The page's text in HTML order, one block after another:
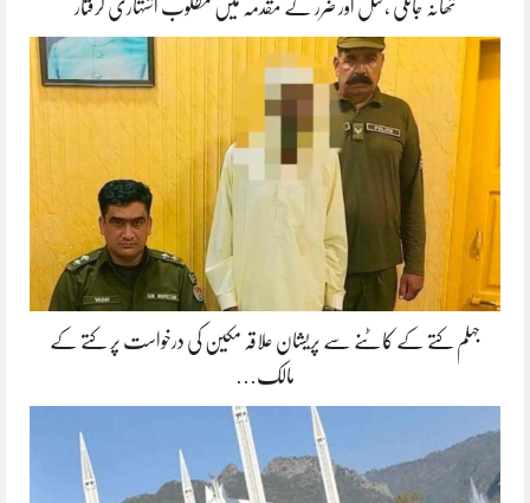
تھانہ جاتلی ،قتل اور ضرر کے مقدمہ میں مطلوب اشتہاری گرفتار
جہلم کتے کے کاٹنے سے پریشان علاقہ مکین کی درخواست پر کتے کے
مالک…